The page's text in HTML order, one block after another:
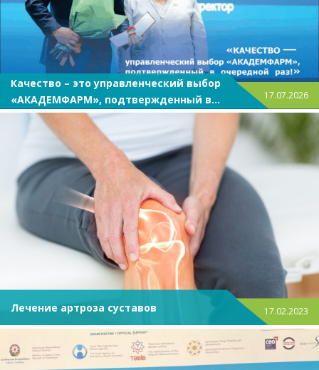
Качество – это управленческий выбор
«АКАДЕМФАРМ», подтвержденный в
очередной раз!
17.07.2026
Лечение артроза суставов 17.02.2023